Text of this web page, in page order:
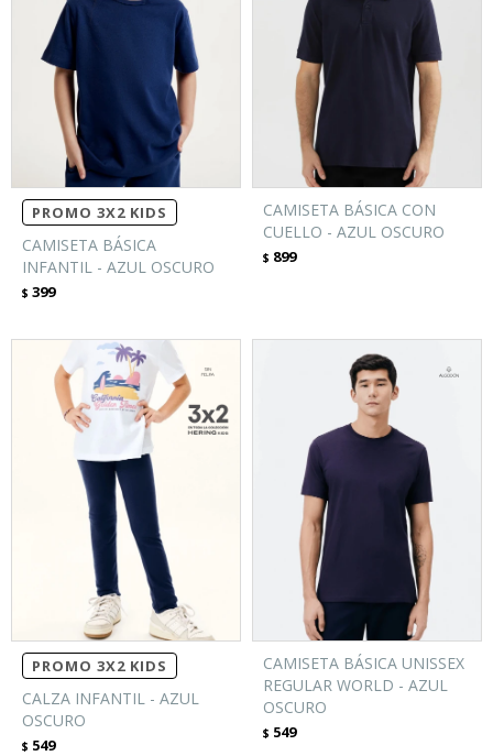
PROMO 3X2 KIDS
CAMISETA BÁSICA
INFANTIL - AZUL OSCURO
$ 399
CAMISETA BÁSICA CON
CUELLO - AZUL OSCURO
$ 899
PROMO 3X2 KIDS
CALZA INFANTIL - AZUL
OSCURO
$ 549
CAMISETA BÁSICA UNISSEX
REGULAR WORLD - AZUL
OSCURO
$ 549